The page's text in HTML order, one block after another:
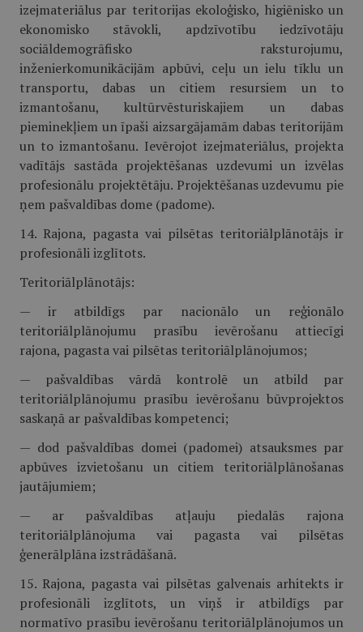
izejmateriālus par teritorijas ekoloģisko, higiēnisko un
ekonomisko stāvokli, apdzīvotību iedzīvotāju
sociāldemogrāfisko raksturojumu,
inženierkomunikācijām apbūvi, ceļu un ielu tīklu un
transportu, dabas un citiem resursiem un to
izmantošanu, kultūrvēsturiskajiem un dabas
pieminekļiem un īpaši aizsargājamām dabas teritorijām
un to izmantošanu. Ievērojot izejmateriālus, projekta
vadītājs sastāda projektēšanas uzdevumi un izvēlas
profesionālu projektētāju. Projektēšanas uzdevumu pie
ņem pašvaldības dome (padome).
14. Rajona, pagasta vai pilsētas teritoriālplānotājs ir
profesionāli izglītots.
Teritoriālplānotājs:
— ir atbildīgs par nacionālo un reģionālo
teritoriālplānojumu prasību ievērošanu attiecīgi
rajona, pagasta vai pilsētas teritoriālplānojumos;
— pašvaldības vārdā kontrolē un atbild par
teritoriālplānojumu prasību ievērošanu būvprojektos
saskaņā ar pašvaldības kompetenci;
— dod pašvaldības domei (padomei) atsauksmes par
apbūves izvietošanu un citiem teritoriālplānošanas
jautājumiem;
— ar pašvaldības atļauju piedalās rajona
teritoriālplānojuma vai pagasta vai pilsētas
ģenerālplāna izstrādāšanā.
15. Rajona, pagasta vai pilsētas galvenais arhitekts ir
profesionāli izglītots, un viņš ir atbildīgs par
normatīvo prasību ievērošanu teritoriālplānojumos un